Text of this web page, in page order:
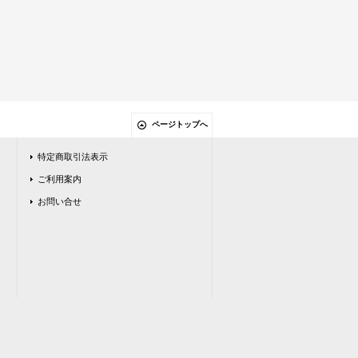
ページトップへ
特定商取引法表示
ご利用案内
お問い合せ